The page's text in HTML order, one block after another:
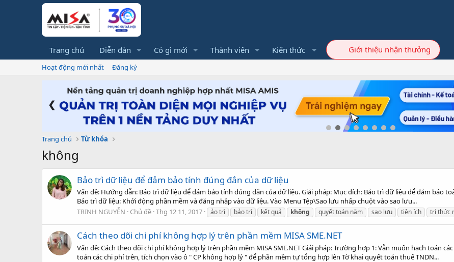
Trang chủ Diễn đàn Có gì mới Thành viên Kiến thức Giới thiệu nhận thưởng
Hoạt động mới nhất Đăng ký
❮
Trang chủ Từ khóa
không
Bảo trì dữ liệu để đảm bảo tính đúng đắn của dữ liệu
Vấn đề: Hướng dẫn: Bảo trì dữ liệu để đảm bảo tính đúng đắn của dữ liệu. Giải pháp: Mục đích: Bảo trì dữ liệu để đảm bảo
Bảo trì dữ liệu: Khởi động phần mềm và đăng nhập vào dữ liệu. Vào Menu Tệp\Sao lưu nhấp chuột vào sao lưu...
TRINH NGUYỄN
Chủ đề Thg 12 11, 2017 ảo trì bảo trì kết quả không quyết toán năm sao lưu tiện ích tri thức
Cách theo dõi chi phí không hợp lý trên phần mềm MISA SME.NET
Vấn đề: Cách theo dõi chi phí không hợp lý trên phần mềm MISA SME.NET Giải pháp: Trường hợp 1: Vẫn muốn hạch toán
toán các chi phí trên, tích chọn vào ô " CP không hợp lý " để phần mềm tự tổng hợp lên Tờ khai quyết toán thuế TNDN...